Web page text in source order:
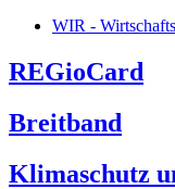
WIR -
REGioCard
Breitband
Klimaschutz